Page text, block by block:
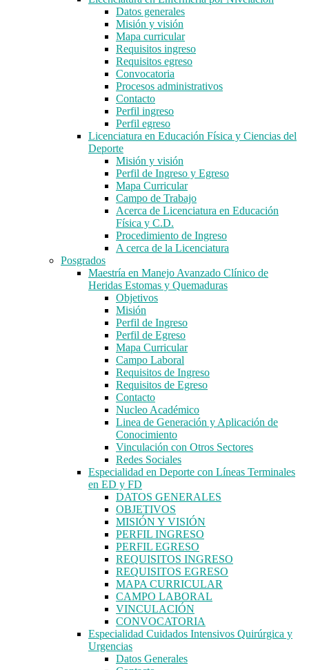
Datos generales
Misión y visión
Mapa curricular
Requisitos ingreso
Requisitos egreso
Convocatoria
Procesos administrativos
Contacto
Perfil ingreso
Perfil egreso
Licenciatura en Educación Física y Ciencias del
Deporte
Misión y visión
Perfil de Ingreso y Egreso
Mapa Curricular
Campo de Trabajo
Acerca de Licenciatura en Educación
Física y C.D.
Procedimiento de Ingreso
A cerca de la Licenciatura
Posgrados
Maestría en Manejo Avanzado Clínico de
Heridas Estomas y Quemaduras
Objetivos
Misión
Perfil de Ingreso
Perfil de Egreso
Mapa Curricular
Campo Laboral
Requisitos de Ingreso
Requisitos de Egreso
Contacto
Nucleo Académico
Linea de Generación y Aplicación de
Conocimiento
Vinculación con Otros Sectores
Redes Sociales
Especialidad en Deporte con Líneas Terminales
en ED y FD
DATOS GENERALES
OBJETIVOS
MISIÓN Y VISIÓN
PERFIL INGRESO
PERFIL EGRESO
REQUISITOS INGRESO
REQUISITOS EGRESO
MAPA CURRICULAR
CAMPO LABORAL
VINCULACIÓN
CONVOCATORIA
Especialidad Cuidados Intensivos Quirúrgica y
Urgencias
Datos Generales